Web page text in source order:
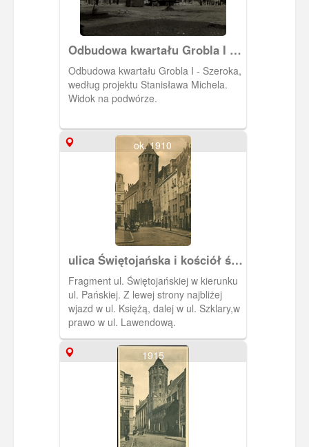
Odbudowa kwartału Grobla I -
Szeroka.
Odbudowa kwartału Grobla I - Szeroka,
według projektu Stanisława Michela.
Widok na podwórze.
ok. 1910
ulica Świętojańska i kościół św.
Mikołaja
Fragment ul. Świętojańskiej w kierunku
ul. Pańskiej. Z lewej strony najbliżej
wjazd w ul. Księżą, dalej w ul. Szklary,w
prawo w ul. Lawendową.
1915